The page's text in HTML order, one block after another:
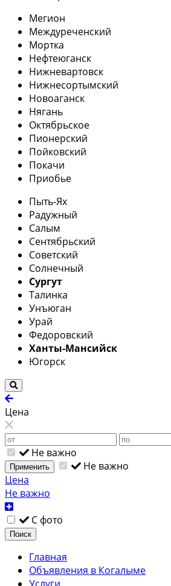
Мегион
Междуреченский
Мортка
Нефтеюганск
Нижневартовск
Нижнесортымский
Новоаганск
Нягань
Октябрьское
Пионерский
Пойковский
Покачи
Приобье
Пыть-Ях
Радужный
Салым
Сентябрьский
Советский
Солнечный
Сургут
Талинка
Унъюган
Урай
Федоровский
Ханты-Мансийск
Югорск
Цена
Не важно
Применить
Не важно
Цена
Не важно
С фото
Поиск
Главная
Объявления в Когалыме